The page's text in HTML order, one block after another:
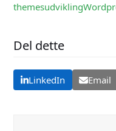
themesudvikling
Del dette
LinkedIn Email